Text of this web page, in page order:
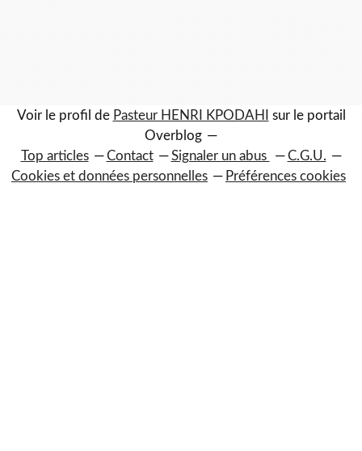
Voir le profil de Pasteur HENRI KPODAHI
sur le portail
Overblog
Top articles
Contact Signaler un abus
C.G.U.
Cookies et données personnelles
Préférences cookies